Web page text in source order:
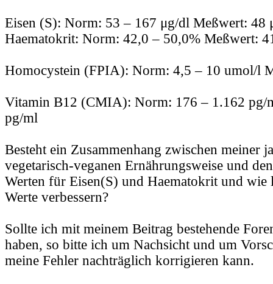
Eisen (S): Norm: 53 – 167 μg/dl Meßwert: 48
Haematokrit: Norm: 42,0 – 50,0% Meßwert:
Homocystein (FPIA): Norm: 4,5 – 10 umol/l
Vitamin B12 (CMIA): Norm: 176 – 1.162 pg/
pg/ml
Besteht ein Zusammenhang zwischen meiner
vegetarisch-veganen Ernährungsweise und
Werten für Eisen(S) und Haematokrit und wie
Werte verbessern?
Sollte ich mit meinem Beitrag bestehende
haben, so bitte ich um Nachsicht und um
meine Fehler nachträglich korrigieren kann.